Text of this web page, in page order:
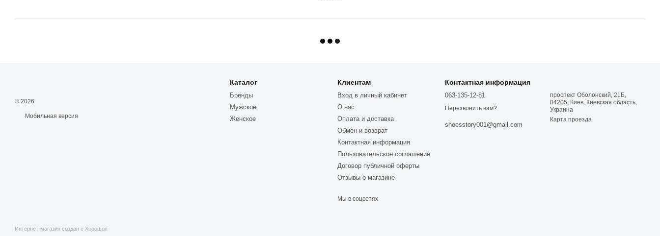
© 2026
Мобильная версия
Интернет-магазин создан с Хорошоп
Каталог
Бренды
Мужское
Женское
Клиентам
Вход в личный кабинет
О нас
Оплата и доставка
Обмен и возврат
Контактная информация
Пользовательское соглашение
Договор публичной оферты
Отзывы о магазине
Мы в соцсетях
Контактная информация
063-135-12-81
Перезвонить вам?
shoesstory001@gmail.com
проспект Оболонский, 21Б,
04205, Киев, Киевская область,
Украина
Карта проезда